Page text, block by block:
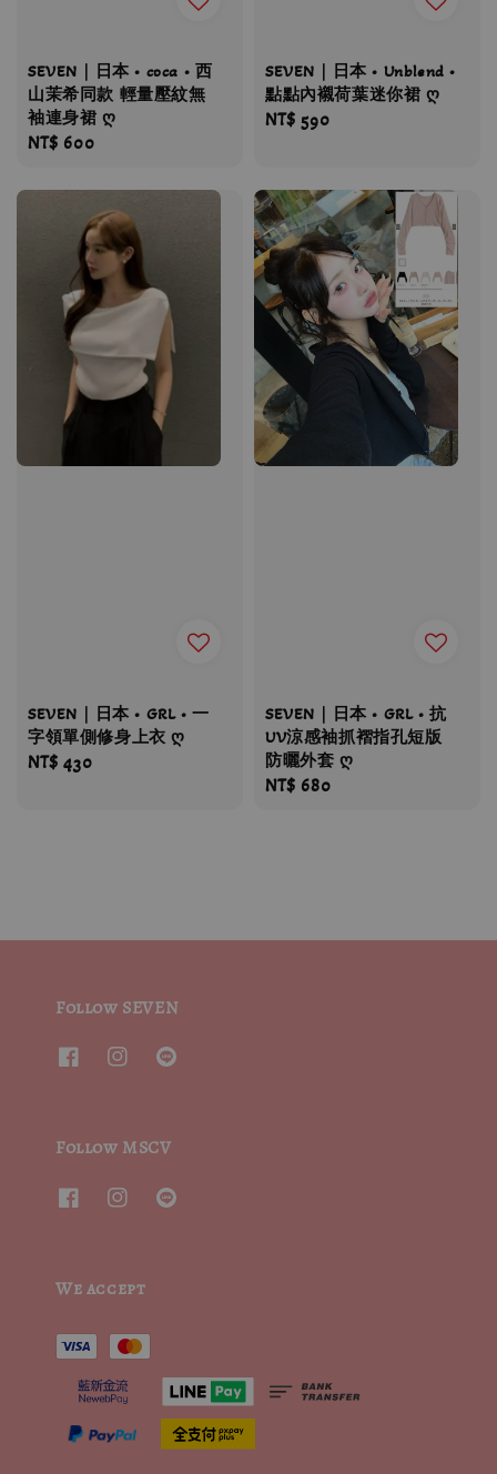
SEVEN｜日本 • coca • 西
山茉希同款 輕量壓紋無
袖連身裙 ღ
Regular
NT$ 600
SEVEN｜日本 • Unblend •
點點內襯荷葉迷你裙 ღ
Regular
NT$ 590
SEVEN｜日本 • GRL • 一
字領單側修身上衣 ღ
Regular
NT$ 430
SEVEN｜日本 • GRL • 抗
UV涼感袖抓褶指孔短版
防曬外套 ღ
Regular
NT$ 680
Follow SEVEN
Follow MSCV
We accept